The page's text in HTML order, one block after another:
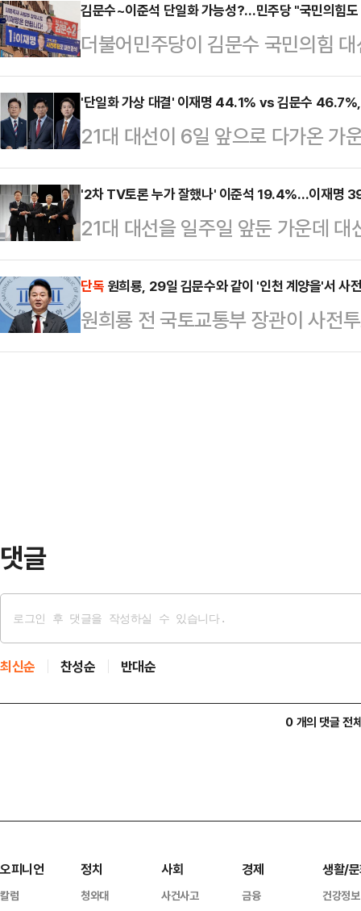
42.7%를 기록했다. 두 후보 간 격
다.'호텔경제학' '커피 원가 120원' '
논란과 김문수 후보의 뒷심이 맞물
다만 이번 설문에서는 국민의힘을
보수 과표집 현상이 발생했을 가능
이…
김문수~이준석 단일화 가능성?…민주당 "국민의힘도
더불어민주당이 김문수 국민의힘
단일화 가능성을 낮게 전망했다.조
변인은 28일 오전 서울 영등포구
결집 가능성에 대한 질문에 "보수
민의힘도 선을 그었다 봐야 하는 것
던 국민의힘이 이제는 이준석 후보
라고 바라봤다.이어 "6개월간 지속
끝장낼 것인가와 지난 3년간 망…
'단일화 가상 대결' 이재명 44.1% vs 김문수
21대 대선이 6일 앞으로 다가온 가
개혁신당 후보의 '단일화'를 가정하
대결을 벌일 시, 이재명 후보와 김
이게 되는 것으로 나타났다.데일리
에 의뢰해 지난 26일부터 27일까
와 이준석이 김문수로 단일화할 경
까'라는 질문에 응답자의 44.1%
화) 후보를 꼽…
'2차 TV토론 누가 잘했나' 이준석 19.4%…이재명
21대 대선을 일주일 앞둔 가운데
한 후보'가 누군지 묻는 설문에 이
냈다. 이재명 더불어민주당 후보
라는 응답은 33.9%였다.데일리안
의뢰해 지난 26일부터 27일까지
단독 원희룡, 29일 김문수와 같이 '인천 계양을'서 사
원희룡 전 국토교통부 장관이 사전
후보와 함께 인천 계양을에서 사전
댓글
최신순 찬성순 반대순
0 개의 댓글 전
오피니언
칼럼
정치
청와대
사회
사건사고
경제
금융
생활/
건강정보